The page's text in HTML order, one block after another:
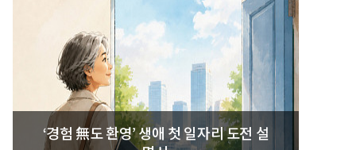
‘경험 無도 환영’ 생애 첫 일자리 도전 설